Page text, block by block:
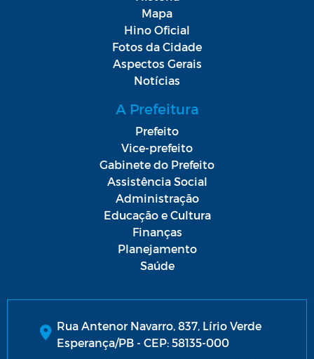
Mapa
Hino Oficial
Fotos da Cidade
Aspectos Gerais
Notícias
A Prefeitura
Prefeito
Vice-prefeito
Gabinete do Prefeito
Assistência Social
Administração
Educação e Cultura
Finanças
Planejamento
Saúde
Rua Antenor Navarro, 837, Lírio Verde
Esperança/PB - CEP: 58135-000